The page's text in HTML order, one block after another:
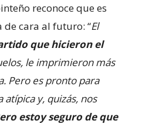
reconoce que es
cara al futuro: “El
que hicieron el
le imprimieron más
Pero es pronto para
y, quizás, nos
estoy seguro de que